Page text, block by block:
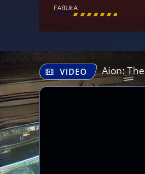
FABUŁA
[ \ \ \ \ \ \ \ \ ]
VIDEO Aion: